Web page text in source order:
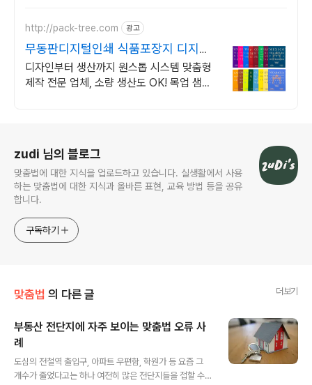
http://pack-tree.com 광고
무동판디지털인쇄 식품포장지 디지털
풀컬러 색상 무제한!
디자인부터 생산까지 원스톱 시스템 맞춤형
제작 전문 업체, 소량 생산도 OK! 목업 샘플
zudi 님의 블로그
맞춤법에 대한 지식을 업로드하고 있습니다. 실생활에서 사용
하는 맞춤법에 대한 지식과 올바른 표현, 교육 방법 등을 공유
합니다.
구독하기
맞춤법 의 다른 글 더보기
부동산 전단지에 자주 보이는 맞춤법 오류 사
례
도심의 전철역 출입구, 아파트 우편함, 학원가 등 요즘 그
개수가 줄었다고는 하나 여전히 많은 전단지들을 접할 수